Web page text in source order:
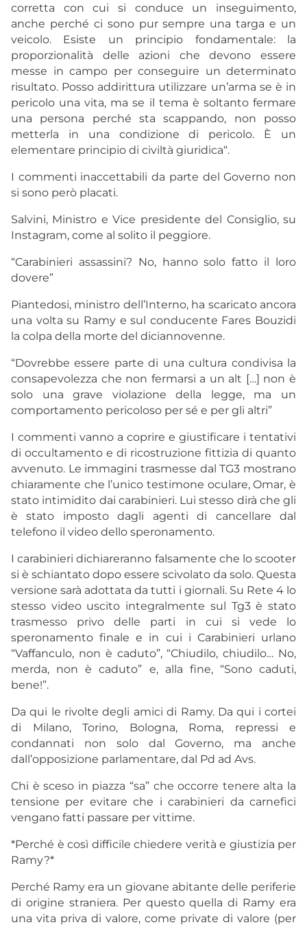
corretta con cui si conduce un inseguimento,
anche perché ci sono pur sempre una targa e un
veicolo. Esiste un principio fondamentale: la
proporzionalità delle azioni che devono essere
messe in campo per conseguire un determinato
risultato. Posso addirittura utilizzare un’arma se è in
pericolo una vita, ma se il tema è soltanto fermare
una persona perché sta scappando, non posso
metterla in una condizione di pericolo. È un
elementare principio di civiltà giuridica“.
I commenti inaccettabili da parte del Governo non
si sono però placati.
Salvini, Ministro e Vice presidente del Consiglio, su
Instagram, come al solito il peggiore.
“Carabinieri assassini? No, hanno solo fatto il loro
dovere”
Piantedosi, ministro dell’Interno, ha scaricato ancora
una volta su Ramy e sul conducente Fares Bouzidi
la colpa della morte del diciannovenne.
“Dovrebbe essere parte di una cultura condivisa la
consapevolezza che non fermarsi a un alt […] non è
solo una grave violazione della legge, ma un
comportamento pericoloso per sé e per gli altri”
I commenti vanno a coprire e giustificare i tentativi
di occultamento e di ricostruzione fittizia di quanto
avvenuto. Le immagini trasmesse dal TG3 mostrano
chiaramente che l’unico testimone oculare, Omar, è
stato intimidito dai carabinieri. Lui stesso dirà che gli
è stato imposto dagli agenti di cancellare dal
telefono il video dello speronamento.
I carabinieri dichiareranno falsamente che lo scooter
si è schiantato dopo essere scivolato da solo. Questa
versione sarà adottata da tutti i giornali. Su Rete 4 lo
stesso video uscito integralmente sul Tg3 è stato
trasmesso privo delle parti in cui si vede lo
speronamento finale e in cui i Carabinieri urlano
“Vaffanculo, non è caduto”, “Chiudilo, chiudilo… No,
merda, non è caduto” e, alla fine, “Sono caduti,
bene!”.
Da qui le rivolte degli amici di Ramy. Da qui i cortei
di Milano, Torino, Bologna, Roma, repressi e
condannati non solo dal Governo, ma anche
dall’opposizione parlamentare, dal Pd ad Avs.
Chi è sceso in piazza “sa” che occorre tenere alta la
tensione per evitare che i carabinieri da carnefici
vengano fatti passare per vittime.
*Perché è così difficile chiedere verità e giustizia per
Ramy?*
Perché Ramy era un giovane abitante delle periferie
di origine straniera. Per questo quella di Ramy era
una vita priva di valore, come private di valore (per